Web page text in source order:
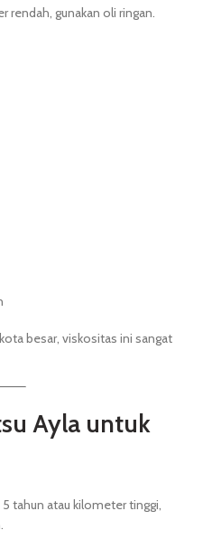
rendah, gunakan oli ringan.
besar, viskositas ini sangat
Ayla untuk
5 tahun atau kilometer tinggi,